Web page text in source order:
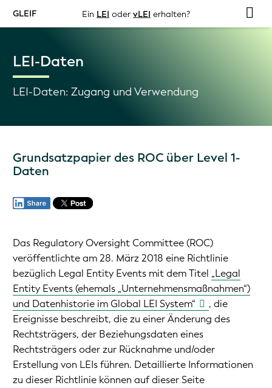
GLEIF Ein LEI oder vLEI erhalten?
LEI-Daten
LEI-Daten: Zugang und Verwendung
Grundsatzpapier des ROC über Level 1-
Daten
Das Regulatory Oversight Committee (ROC)
veröffentlichte am 28. März 2018 eine Richtlinie
bezüglich Legal Entity Events mit dem Titel „Legal
Entity Events (ehemals „Unternehmensmaßnahmen“)
und Datenhistorie im Global LEI System“
, die
Ereignisse beschreibt, die zu einer Änderung des
Rechtsträgers, der Beziehungsdaten eines
Rechtsträgers oder zur Rücknahme und/oder
Erstellung von LEIs führen. Detaillierte Informationen
zu dieser Richtlinie können auf dieser Seite